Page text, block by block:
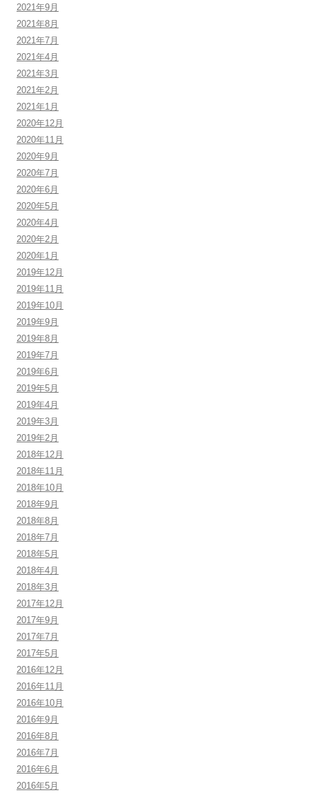
2021年9月
2021年8月
2021年7月
2021年4月
2021年3月
2021年2月
2021年1月
2020年12月
2020年11月
2020年9月
2020年7月
2020年6月
2020年5月
2020年4月
2020年2月
2020年1月
2019年12月
2019年11月
2019年10月
2019年9月
2019年8月
2019年7月
2019年6月
2019年5月
2019年4月
2019年3月
2019年2月
2018年12月
2018年11月
2018年10月
2018年9月
2018年8月
2018年7月
2018年5月
2018年4月
2018年3月
2017年12月
2017年9月
2017年7月
2017年5月
2016年12月
2016年11月
2016年10月
2016年9月
2016年8月
2016年7月
2016年6月
2016年5月